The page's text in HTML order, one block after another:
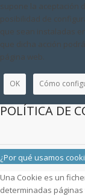
supone la aceptación
posibilidad de
que sean instaladas
que dicha acción
página web.
OK Cómo
POLÍTICA DE
¿Por qué usamos
Una Cookie es un
determinadas páginas